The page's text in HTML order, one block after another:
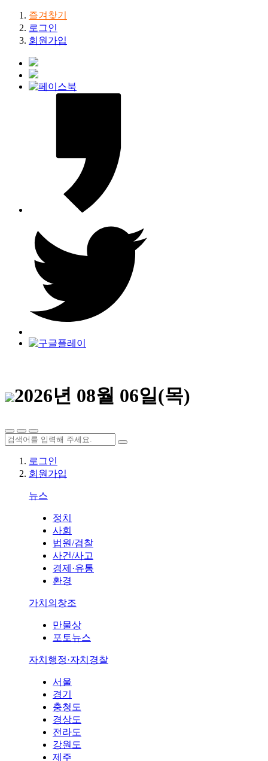
즐겨찾기
로그인
회원가입
2026년 08월 06일(목)
로그인
회원가입
뉴스
정치
사회
법원/검찰
사건/사고
경제·유통
환경
가치의창조
만물상
포토뉴스
자치행정·자치경찰
서울
경기
충청도
경상도
전라도
강원도
제주